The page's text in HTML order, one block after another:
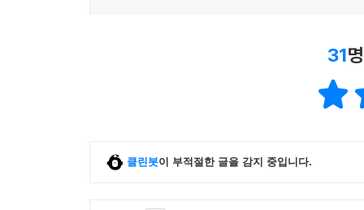
31
클린봇이 부적절한 글을 감지 중입니다.